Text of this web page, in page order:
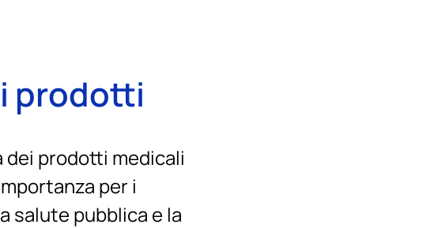
prodotti
dei prodotti medicali
per i
salute pubblica e la